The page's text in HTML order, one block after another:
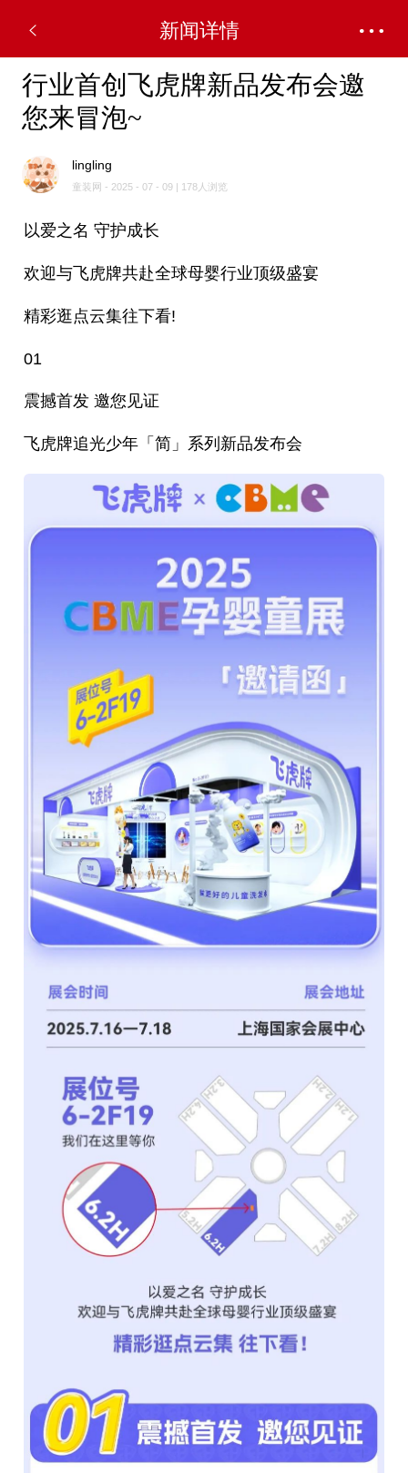
新闻详情
行业首创飞虎牌新品发布会邀
您来冒泡~
lingling
童装网 - 2025 - 07 - 09 | 178人浏览
以爱之名 守护成长
欢迎与飞虎牌共赴全球母婴行业顶级盛宴
精彩逛点云集往下看!
01
震撼首发 邀您见证
飞虎牌追光少年「简」系列新品发布会